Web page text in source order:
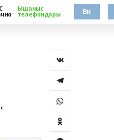
Ышаныс
телефондары Вк